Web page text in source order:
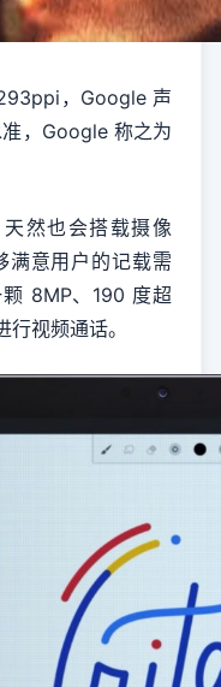
，Google 声
，Google 称之为
然也会搭载摄像
满意用户的记载需
8MP、190 度超
视频通话。